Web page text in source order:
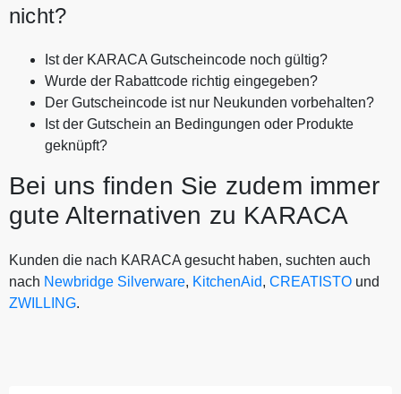
nicht?
Ist der KARACA Gutscheincode noch gültig?
Wurde der Rabattcode richtig eingegeben?
Der Gutscheincode ist nur Neukunden vorbehalten?
Ist der Gutschein an Bedingungen oder Produkte
geknüpft?
Bei uns finden Sie zudem immer
gute Alternativen zu KARACA
Kunden die nach KARACA gesucht haben, suchten auch
nach Newbridge Silverware, KitchenAid, CREATISTO und
ZWILLING.